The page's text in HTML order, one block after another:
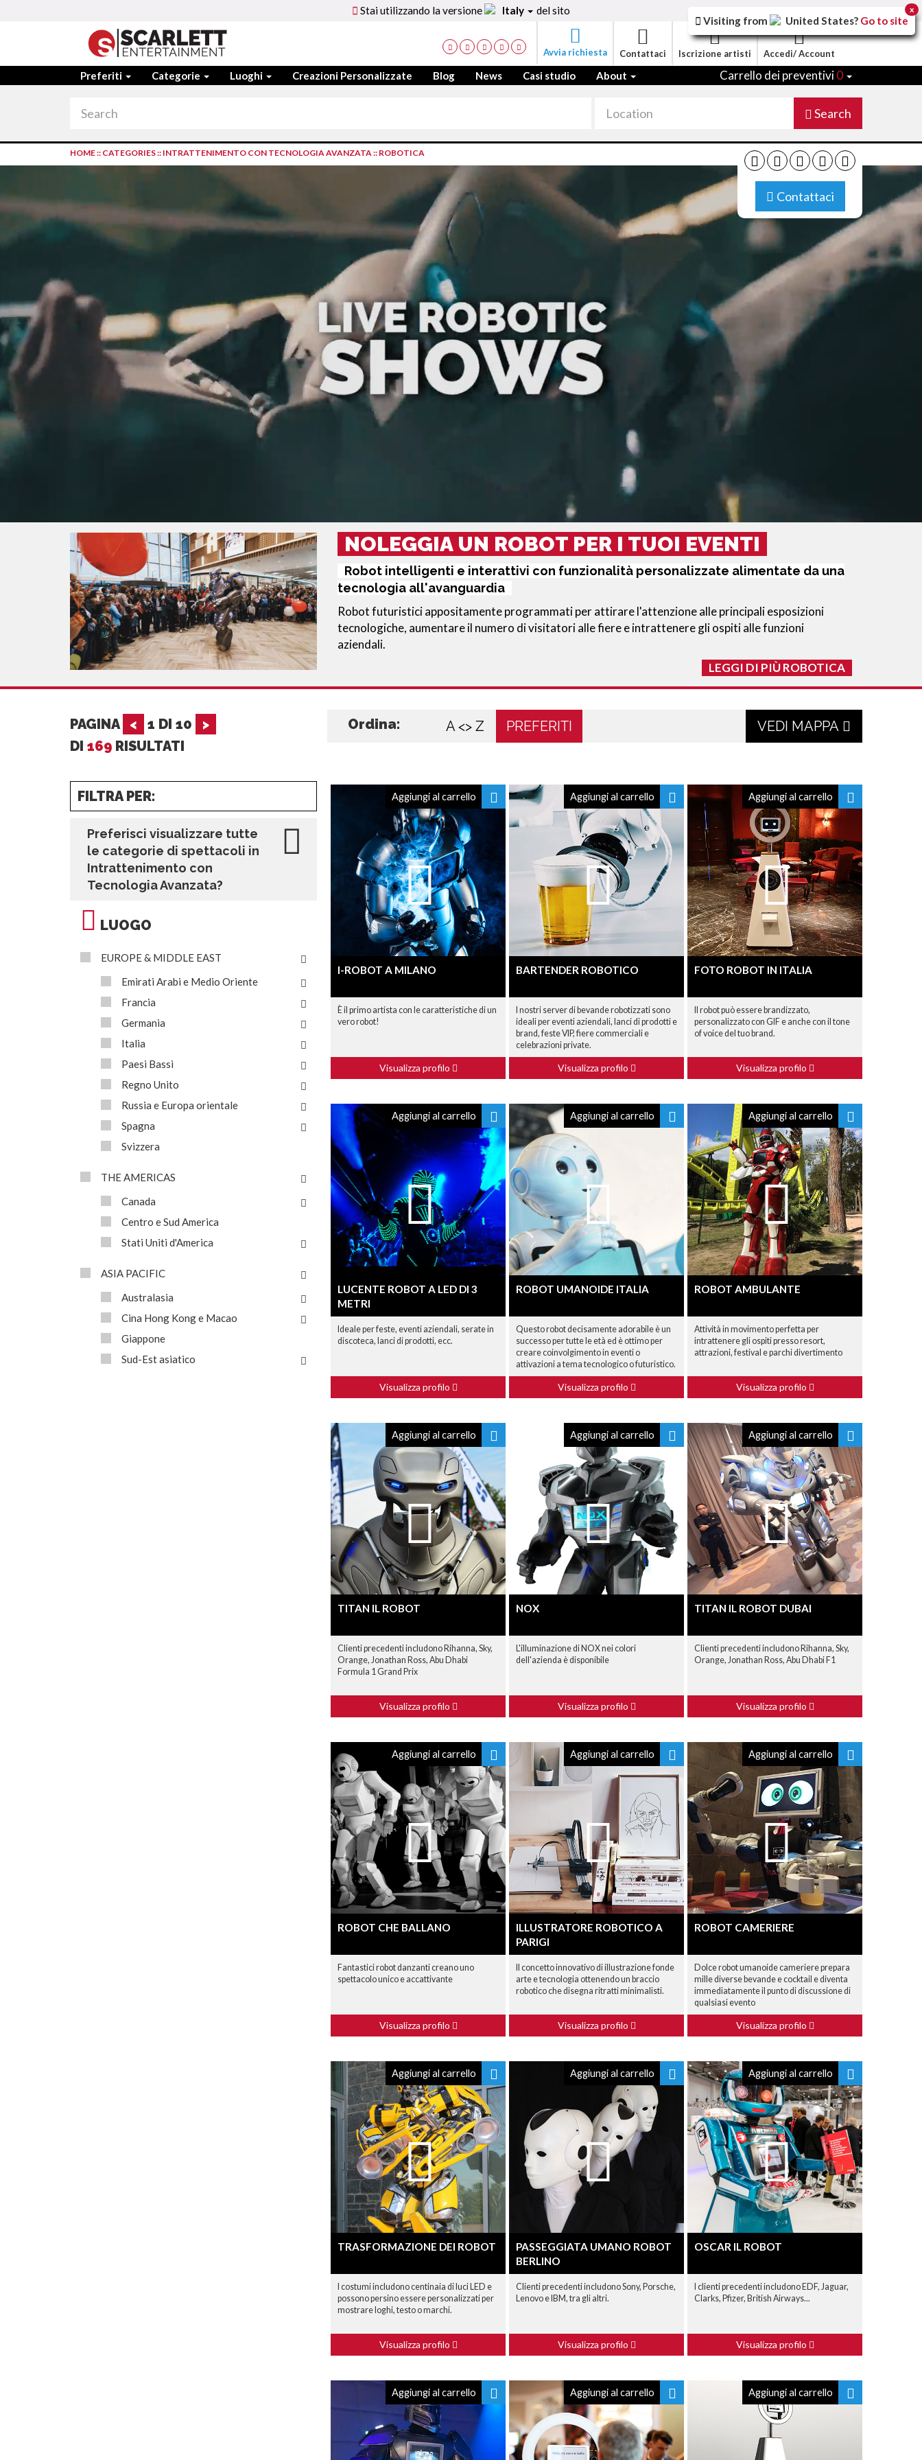
Stai utilizzando la versione Italy del sito
Avvia richiesta Contattaci Iscrizione artisti Accedi/ Account
Preferiti Categorie Luoghi Creazioni Personalizzate Blog News Casi studio About Carrello dei preventivi0
Search
Contattaci
HOME:: CATEGORIES:: INTRATTENIMENTO CON TECNOLOGIA AVANZATA:: ROBOTICA
NOLEGGIA UN ROBOT PER I TUOI EVENTI
Robot intelligenti e interattivi con funzionalità personalizzate alimentate da una
tecnologia all'avanguardia
Robot futuristici appositamente programmati per attirare l'attenzione alle principali esposizioni
tecnologiche, aumentare il numero di visitatori alle fiere e intrattenere gli ospiti alle funzioni
aziendali.
LEGGI DI PIÙ ROBOTICA
PAGINA < 1 DI 10
>
DI 169 RISULTATI
Ordina: A <> Z PREFERITI VEDI MAPPA
FILTRA PER:
Preferisci visualizzare tutte
le categorie di spettacoli in
Intrattenimento con
Tecnologia Avanzata?
LUOGO
EUROPE & MIDDLE EAST
Emirati Arabi e Medio Oriente
Francia
Germania
Italia
Paesi Bassi
Regno Unito
Russia e Europa orientale
Spagna
Svizzera
THE AMERICAS
Canada
Centro e Sud America
Stati Uniti d'America
ASIA PACIFIC
Australasia
Cina Hong Kong e Macao
Giappone
Sud-Est asiatico
Aggiungi al carrello
I-ROBOT A MILANO
È il primo artista con le caratteristiche di un
vero robot!
Visualizza profilo
Aggiungi al carrello
BARTENDER ROBOTICO
I nostri server di bevande robotizzati sono
ideali per eventi aziendali, lanci di prodotti e
brand, feste VIP, fiere commerciali e
celebrazioni private.
Visualizza profilo
Aggiungi al carrello
FOTO ROBOT IN ITALIA
Il robot può essere brandizzato,
personalizzato con GIF e anche con il tone
of voice del tuo brand.
Visualizza profilo
Aggiungi al carrello
LUCENTE ROBOT A LED DI 3
METRI
Ideale per feste, eventi aziendali, serate in
discoteca, lanci di prodotti, ecc.
Visualizza profilo
Aggiungi al carrello
ROBOT UMANOIDE ITALIA
Questo robot decisamente adorabile è un
successo per tutte le età ed è ottimo per
creare coinvolgimento in eventi o
attivazioni a tema tecnologico o futuristico.
Visualizza profilo
Aggiungi al carrello
ROBOT AMBULANTE
Attività in movimento perfetta per
intrattenere gli ospiti presso resort,
attrazioni, festival e parchi divertimento
Visualizza profilo
Aggiungi al carrello
TITAN IL ROBOT
Clienti precedenti includono Rihanna, Sky,
Orange, Jonathan Ross, Abu Dhabi
Formula 1 Grand Prix
Visualizza profilo
Aggiungi al carrello
NOX
L'illuminazione di NOX nei colori
dell'azienda è disponibile
Visualizza profilo
Aggiungi al carrello
TITAN IL ROBOT DUBAI
Clienti precedenti includono Rihanna, Sky,
Orange, Jonathan Ross, Abu Dhabi F1
Visualizza profilo
Aggiungi al carrello
ROBOT CHE BALLANO
Fantastici robot danzanti creano uno
spettacolo unico e accattivante
Visualizza profilo
Aggiungi al carrello
ILLUSTRATORE ROBOTICO A
PARIGI
Il concetto innovativo di illustrazione fonde
arte e tecnologia ottenendo un braccio
robotico che disegna ritratti minimalisti.
Visualizza profilo
Aggiungi al carrello
ROBOT CAMERIERE
Dolce robot umanoide cameriere prepara
mille diverse bevande e cocktail e diventa
immediatamente il punto di discussione di
qualsiasi evento
Visualizza profilo
Aggiungi al carrello
TRASFORMAZIONE DEI ROBOT
I costumi includono centinaia di luci LED e
possono persino essere personalizzati per
mostrare loghi, testo o marchi.
Visualizza profilo
Aggiungi al carrello
PASSEGGIATA UMANO ROBOT
BERLINO
Clienti precedenti includono Sony, Porsche,
Lenovo e IBM, tra gli altri.
Visualizza profilo
Aggiungi al carrello
OSCAR IL ROBOT
I clienti precedenti includono EDF, Jaguar,
Clarks, Pfizer, British Airways...
Visualizza profilo
Aggiungi al carrello Aggiungi al carrello Aggiungi al carrello
Visiting from United States? Go to site
x